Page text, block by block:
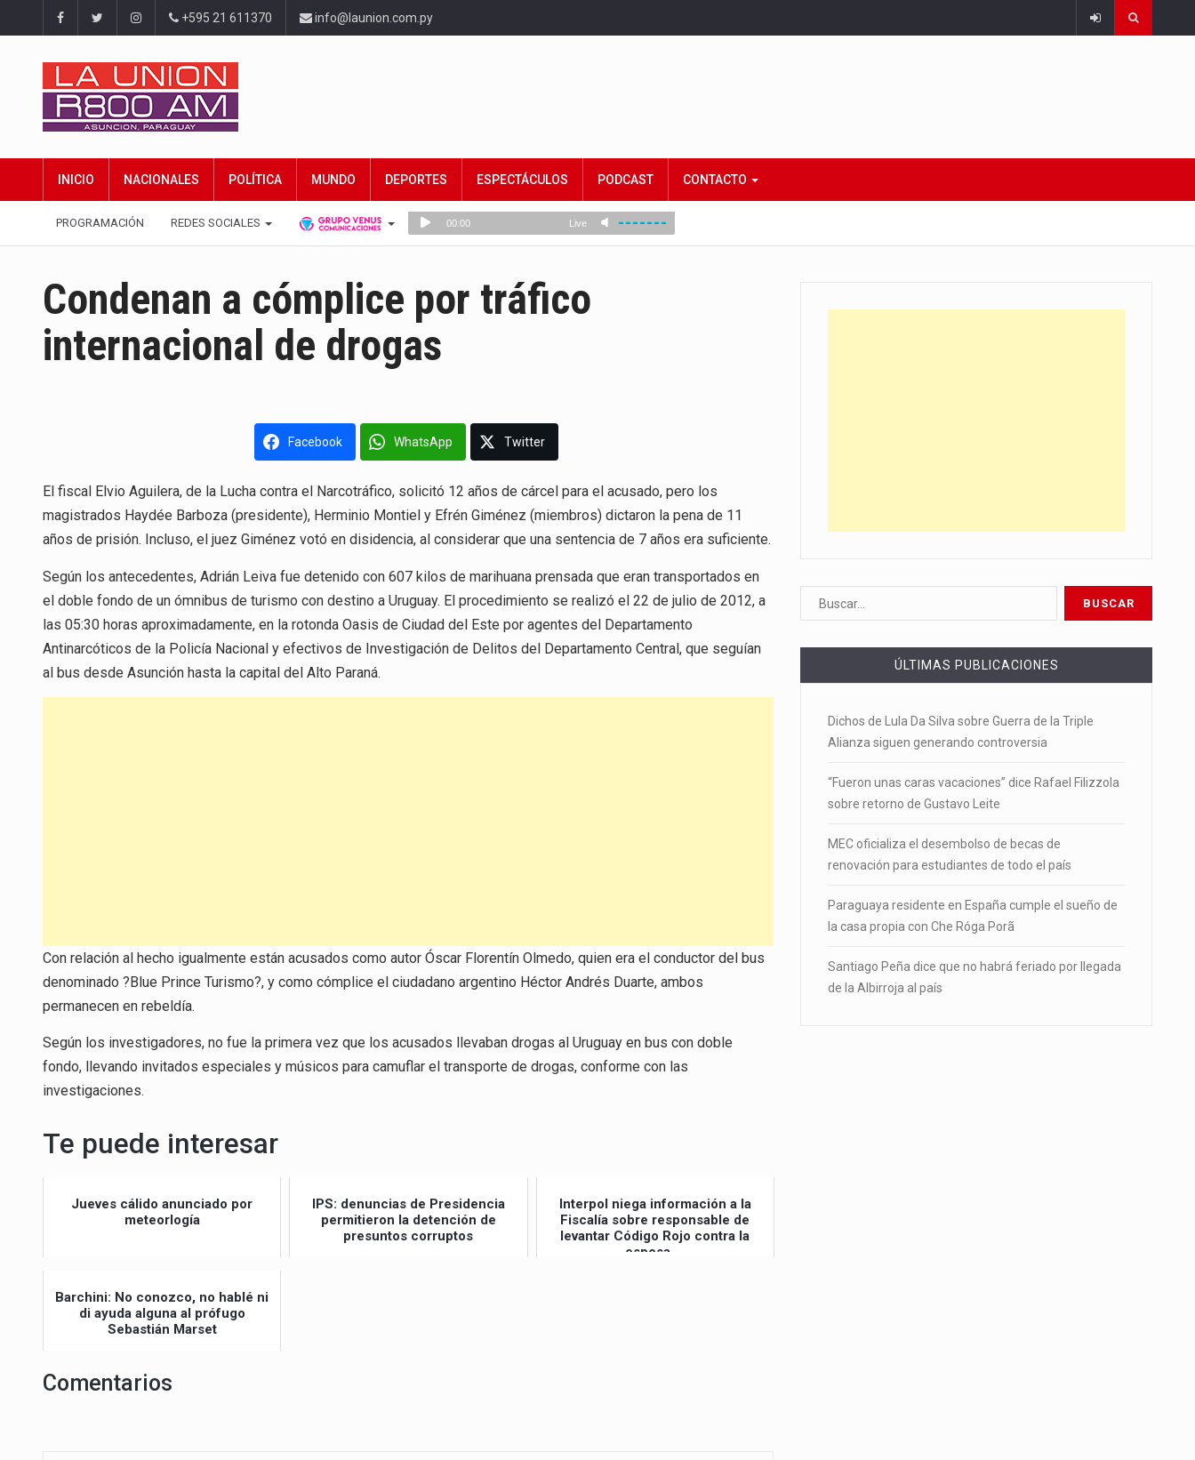
+595 21 611370 info@launion.com.py
INICIO NACIONALES POLÍTICA MUNDO DEPORTES ESPECTÁCULOS PODCAST CONTACTO
PROGRAMACIÓN REDES SOCIALES
Condenan a cómplice por tráfico
internacional de drogas
Facebook WhatsApp Twitter
El fiscal Elvio Aguilera, de la Lucha contra el Narcotráfico, solicitó 12 años de cárcel para el acusado, pero los
magistrados Haydée Barboza (presidente), Herminio Montiel y Efrén Giménez (miembros) dictaron la pena de 11
años de prisión. Incluso, el juez Giménez votó en disidencia, al considerar que una sentencia de 7 años era suficiente.
Según los antecedentes, Adrián Leiva fue detenido con 607 kilos de marihuana prensada que eran transportados en
el doble fondo de un ómnibus de turismo con destino a Uruguay. El procedimiento se realizó el 22 de julio de 2012, a
las 05:30 horas aproximadamente, en la rotonda Oasis de Ciudad del Este por agentes del Departamento
Antinarcóticos de la Policía Nacional y efectivos de Investigación de Delitos del Departamento Central, que seguían
al bus desde Asunción hasta la capital del Alto Paraná.
Con relación al hecho igualmente están acusados como autor Óscar Florentín Olmedo, quien era el conductor del bus
denominado ?Blue Prince Turismo?, y como cómplice el ciudadano argentino Héctor Andrés Duarte, ambos
permanecen en rebeldía.
Según los investigadores, no fue la primera vez que los acusados llevaban drogas al Uruguay en bus con doble
fondo, llevando invitados especiales y músicos para camuflar el transporte de drogas, conforme con las
investigaciones.
Te puede interesar
Jueves cálido anunciado por
meteorlogía
IPS: denuncias de Presidencia
permitieron la detención de
presuntos corruptos
Interpol niega información a la
Fiscalía sobre responsable de
levantar Código Rojo contra la
esposa ...
Barchini: No conozco, no hablé ni
di ayuda alguna al prófugo
Sebastián Marset
Comentarios
ÚLTIMAS PUBLICACIONES
Dichos de Lula Da Silva sobre Guerra de la Triple
Alianza siguen generando controversia
“Fueron unas caras vacaciones” dice Rafael Filizzola
sobre retorno de Gustavo Leite
MEC oficializa el desembolso de becas de
renovación para estudiantes de todo el país
Paraguaya residente en España cumple el sueño de
la casa propia con Che Róga Porã
Santiago Peña dice que no habrá feriado por llegada
de la Albirroja al país